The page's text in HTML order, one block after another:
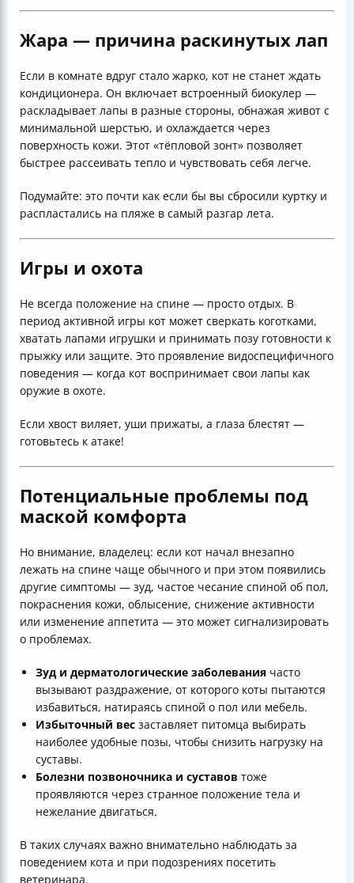
Жара — причина раскинутых лап
Если в комнате вдруг стало жарко, кот не станет ждать
кондиционера. Он включает встроенный биокулер —
раскладывает лапы в разные стороны, обнажая живот с
минимальной шерстью, и охлаждается через
поверхность кожи. Этот «тёпловой зонт» позволяет
быстрее рассеивать тепло и чувствовать себя легче.
Подумайте: это почти как если бы вы сбросили куртку и
распластались на пляже в самый разгар лета.
Игры и охота
Не всегда положение на спине — просто отдых. В
период активной игры кот может сверкать коготками,
хватать лапами игрушки и принимать позу готовности к
прыжку или защите. Это проявление видоспецифичного
поведения — когда кот воспринимает свои лапы как
оружие в охоте.
Если хвост виляет, уши прижаты, а глаза блестят —
готовьтесь к атаке!
Потенциальные проблемы под
маской комфорта
Но внимание, владелец: если кот начал внезапно
лежать на спине чаще обычного и при этом появились
другие симптомы — зуд, частое чесание спиной об пол,
покраснения кожи, облысение, снижение активности
или изменение аппетита — это может сигнализировать
о проблемах.
Зуд и дерматологические заболевания часто
вызывают раздражение, от которого коты пытаются
избавиться, натираясь спиной о пол или мебель.
Избыточный вес заставляет питомца выбирать
наиболее удобные позы, чтобы снизить нагрузку на
суставы.
Болезни позвоночника и суставов тоже
проявляются через странное положение тела и
нежелание двигаться.
В таких случаях важно внимательно наблюдать за
поведением кота и при подозрениях посетить
ветеринара.